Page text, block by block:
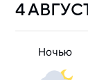
4
Ночью